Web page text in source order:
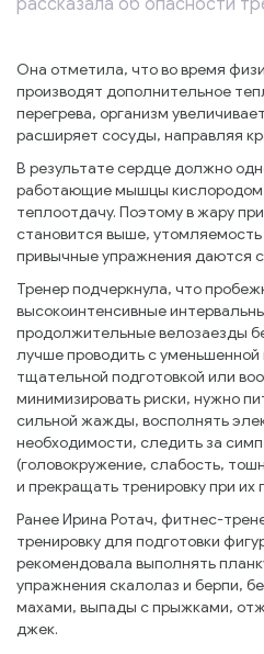
рассказала об опасности
Она отметила, что во время
производят дополнительное
перегрева, организм
расширяет сосуды, направляя
В результате сердце должно
работающие мышцы кислородом
теплоотдачу. Поэтому в жару
становится выше,
привычные упражнения даются
Тренер подчеркнула, что
высокоинтенсивные
продолжительные велозаезды
лучше проводить с уменьшенной
тщательной подготовкой или
минимизировать риски, нужно
сильной жажды, восполнять
необходимости, следить за
(головокружение, слабость,
и прекращать тренировку при их
Ранее Ирина Ротач, фитнес-
тренировку для подготовки
рекомендовала выполнять
упражнения скалолаз и берпи,
махами, выпады с прыжками,
джек.